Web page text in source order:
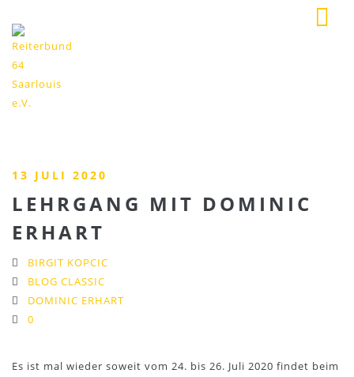
13 JULI 2020
LEHRGANG MIT DOMINIC
ERHART
BIRGIT KOPCIC
BLOG CLASSIC
DOMINIC ERHART
0
Es ist mal wieder soweit vom 24. bis 26. Juli 2020 findet beim